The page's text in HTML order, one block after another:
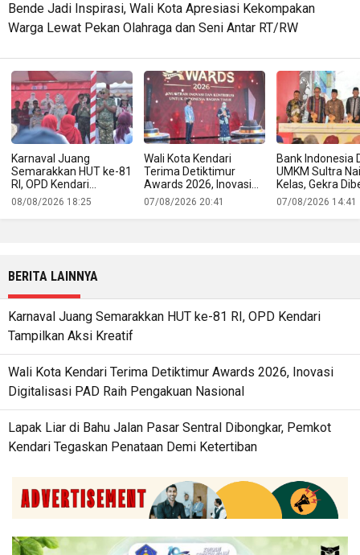
Bende Jadi Inspirasi, Wali Kota Apresiasi Kekompakan
Warga Lewat Pekan Olahraga dan Seni Antar RT/RW
Karnaval Juang
Semarakkan HUT ke-81
RI, OPD Kendari
Tampilkan Aksi Kreatif
08/08/2026 18:25
Wali Kota Kendari
Terima Detiktimur
Awards 2026, Inovasi
Digitalisasi PAD Raih
Pengakuan Nasional
07/08/2026 20:41
Bank Indonesia
UMKM Sultra
Kelas, Gekra
untuk Buka
Produk Lokal
07/08/2026 14:41
BERITA LAINNYA
Karnaval Juang Semarakkan HUT ke-81 RI, OPD Kendari
Tampilkan Aksi Kreatif
Wali Kota Kendari Terima Detiktimur Awards 2026, Inovasi
Digitalisasi PAD Raih Pengakuan Nasional
Lapak Liar di Bahu Jalan Pasar Sentral Dibongkar, Pemkot
Kendari Tegaskan Penataan Demi Ketertiban